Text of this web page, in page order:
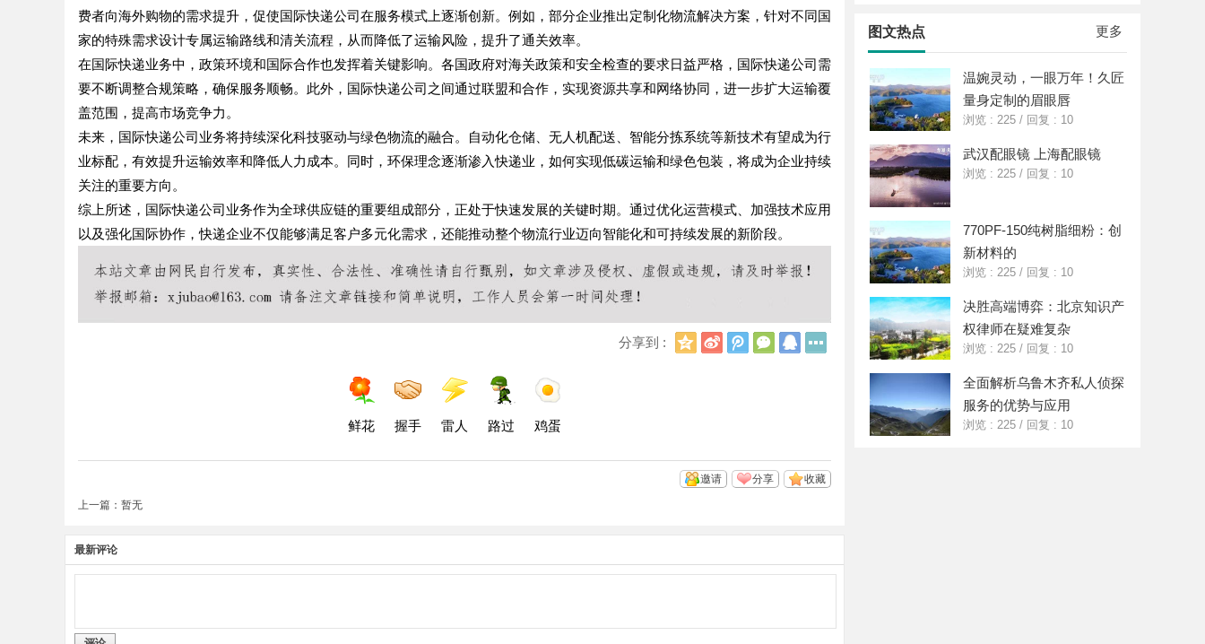
费者向海外购物的需求提升，促使国际快递公司在服务模式上逐渐创新。例如，部分企业推出定制化物流解决方案，针对不同国
家的特殊需求设计专属运输路线和清关流程，从而降低了运输风险，提升了通关效率。
在国际快递业务中，政策环境和国际合作也发挥着关键影响。各国政府对海关政策和安全检查的要求日益严格，国际快递公司需
要不断调整合规策略，确保服务顺畅。此外，国际快递公司之间通过联盟和合作，实现资源共享和网络协同，进一步扩大运输覆
盖范围，提高市场竞争力。
未来，国际快递公司业务将持续深化科技驱动与绿色物流的融合。自动化仓储、无人机配送、智能分拣系统等新技术有望成为行
业标配，有效提升运输效率和降低人力成本。同时，环保理念逐渐渗入快递业，如何实现低碳运输和绿色包装，将成为企业持续
关注的重要方向。
综上所述，国际快递公司业务作为全球供应链的重要组成部分，正处于快速发展的关键时期。通过优化运营模式、加强技术应用
以及强化国际协作，快递企业不仅能够满足客户多元化需求，还能推动整个物流行业迈向智能化和可持续发展的新阶段。
分享到 :
Q
新
浪
腾
讯
微
信
Q
鲜花 握手 雷人 路过 鸡蛋
收藏
分享
邀请
上一篇：暂无
最新评论
更多
图文热点
温婉灵动，一眼万年！久匠
量身定制的眉眼唇
浏览 : 225 / 回复 : 10
武汉配眼镜 上海配眼镜
浏览 : 225 / 回复 : 10
770PF-150纯树脂细粉：创
新材料的
浏览 : 225 / 回复 : 10
决胜高端博弈：北京知识产
权律师在疑难复杂
浏览 : 225 / 回复 : 10
全面解析乌鲁木齐私人侦探
服务的优势与应用
浏览 : 225 / 回复 : 10